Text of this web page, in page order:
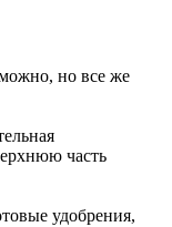
но все же
часть
удобрения,